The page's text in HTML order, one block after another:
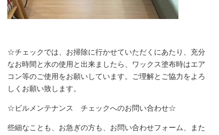
☆チェックでは、お掃除に行かせていただくにあたり、充分
なお時間と水の使用と出来ましたら、ワックス塗布時はエア
コン等のご使用をお願いしています。ご理解とご協力をよろ
しくお願い致します。
☆ビルメンテナンス チェックへのお問い合わせ☆
些細なことも、お急ぎの方も、お問い合わせフォーム、また